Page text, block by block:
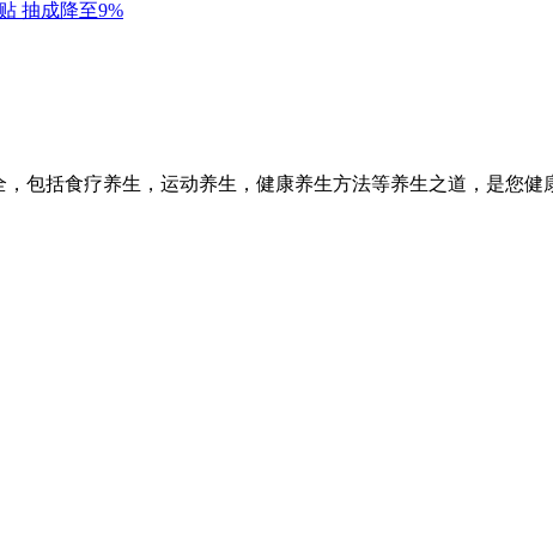
包括食疗养生，运动养生，健康养生方法等养生之道，是您健